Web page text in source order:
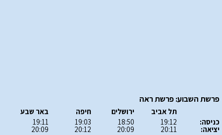
פרשת השבוע: פרשת ראה
כניסה:
יציאה:
תל אביב
19:12
20:11
ירושלים
18:50
20:09
חיפה
19:03
20:12
באר שבע
19:11
20:09